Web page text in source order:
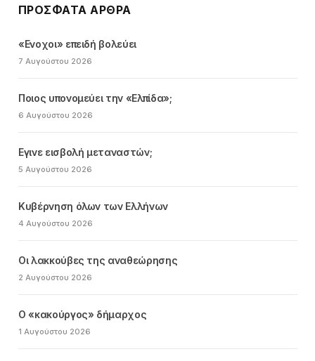
ΠΡΌΣΦΑΤΑ ΆΡΘΡΑ
«Ενοχοι» επειδή βολεύει
7 Αυγούστου 2026
Ποιος υπονομεύει την «Ελπίδα»;
6 Αυγούστου 2026
Εγινε εισβολή μεταναστών;
5 Αυγούστου 2026
Κυβέρνηση όλων των Ελλήνων
4 Αυγούστου 2026
Οι λακκούβες της αναθεώρησης
2 Αυγούστου 2026
Ο «κακούργος» δήμαρχος
1 Αυγούστου 2026